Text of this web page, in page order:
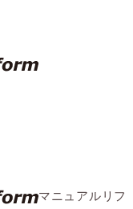
マニュアル リフ